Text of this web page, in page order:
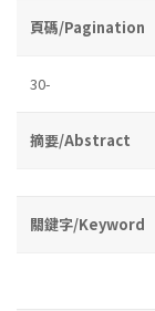
頁碼/Pagination
30-
摘要/Abstract
關鍵字/Keyword